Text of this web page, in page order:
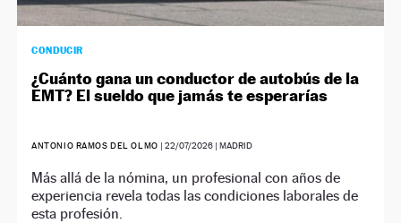
CONDUCIR
¿Cuánto gana un conductor de autobús de la
EMT? El sueldo que jamás te esperarías
ANTONIO RAMOS DEL OLMO | 22/07/2026| MADRID
Más allá de la nómina, un profesional con años de
experiencia revela todas las condiciones laborales de
esta profesión.